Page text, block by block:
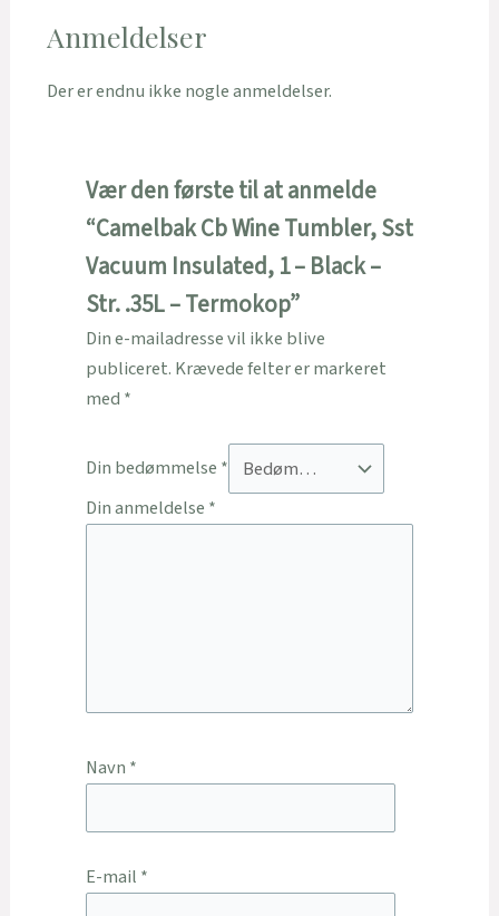
Anmeldelser
Der er endnu ikke nogle anmeldelser.
Vær den første til at anmelde
“Camelbak Cb Wine Tumbler, Sst
Vacuum Insulated, 1 – Black –
Str. .35L – Termokop”
Din e-mailadresse vil ikke blive
publiceret. Krævede felter er markeret
med *
Din bedømmelse *
Din anmeldelse *
Navn *
E-mail *